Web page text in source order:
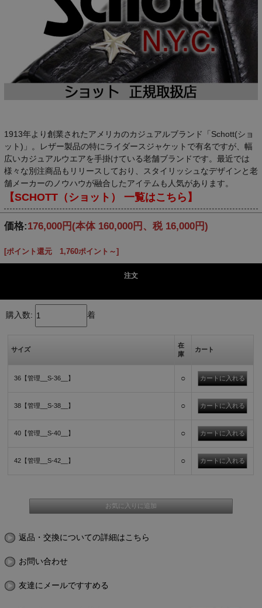
1913年より創業されたアメリカのカジュアルブランド「Schott(ショ
ット)」。レザー製品の特にライダースジャケットで有名ですが、幅
広いカジュアルウエアを手掛けている老舗ブランドです。最近では
様々な別注商品もリリースしており、スタイリッシュなデザインと老
舗メーカーのノウハウが融合したアイテムも人気があります。
【SCHOTT（ショット） 一覧はこちら】
価格:176,000円 (本体 160,000円、税 16,000円)
[ポイント還元 1,760ポイント～]
注文
購入数: 着
サイズ
在
庫
カート
36【管理__S-36__】 ○
38【管理__S-38__】 ○
40【管理__S-40__】 ○
42【管理__S-42__】 ○
返品・交換についての詳細はこちら
お問い合わせ
友達にメールですすめる